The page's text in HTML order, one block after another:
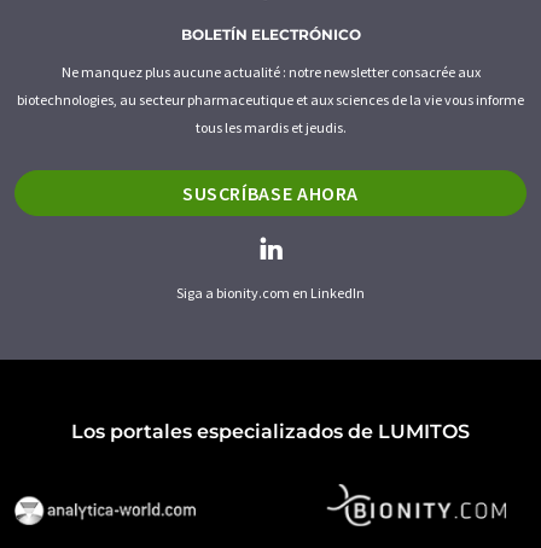
BOLETÍN ELECTRÓNICO
Ne manquez plus aucune actualité : notre newsletter consacrée aux
biotechnologies, au secteur pharmaceutique et aux sciences de la vie vous informe
tous les mardis et jeudis.
SUSCRÍBASE AHORA
Siga a bionity.com en LinkedIn
Los portales especializados de LUMITOS